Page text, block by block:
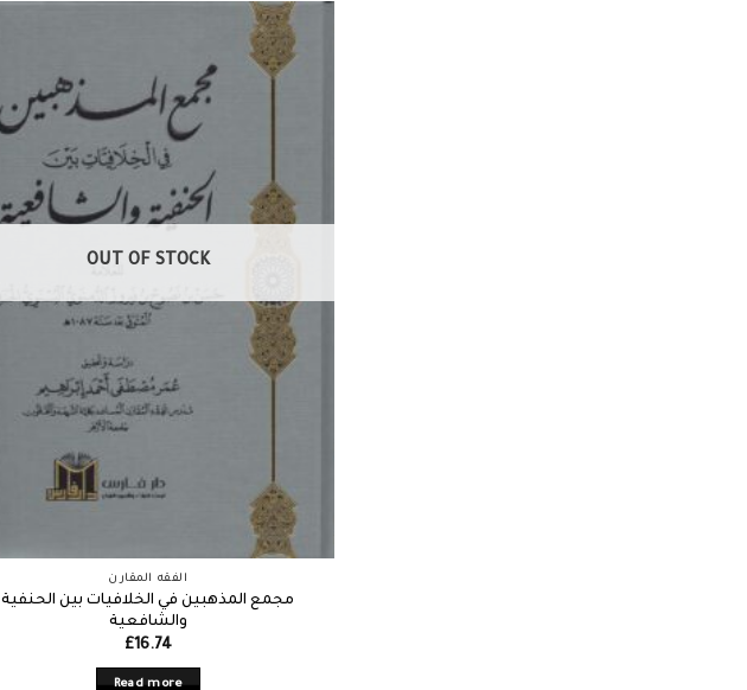
OUT OF STOCK
الفقه المقارن
مجمع المذهبين في الخلافيات بين الحنفية
والشافعية
£16.74
Read more